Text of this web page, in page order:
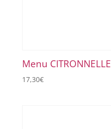
Menu CITRONNELLE
17,30€